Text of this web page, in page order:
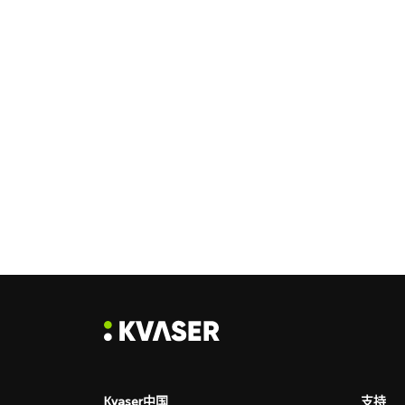
Kvaser中国 支持